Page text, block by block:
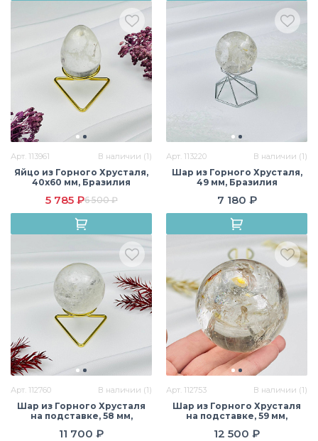
Арт. 113961 В наличии (1)
Яйцо из Горного Хрусталя,
40х60 мм, Бразилия
5 785 ₽6 500 ₽
Арт. 113220 В наличии (1)
Шар из Горного Хрусталя,
49 мм, Бразилия
7 180 ₽
Арт. 112760 В наличии (1)
Шар из Горного Хрусталя
на подставке, 58 мм,
11 700 ₽
Арт. 112753 В наличии (1)
Шар из Горного Хрусталя
на подставке, 59 мм,
12 500 ₽